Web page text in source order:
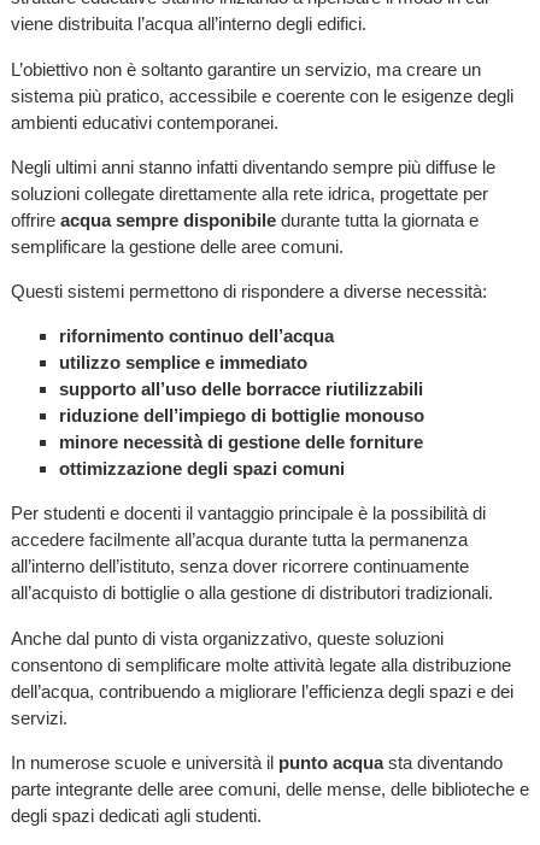
viene distribuita l’acqua all’interno degli edifici.
L’obiettivo non è soltanto garantire un servizio, ma creare un
sistema più pratico, accessibile e coerente con le esigenze degli
ambienti educativi contemporanei.
Negli ultimi anni stanno infatti diventando sempre più diffuse le
soluzioni collegate direttamente alla rete idrica, progettate per
offrire acqua sempre disponibiledurante tutta la giornata e
semplificare la gestione delle aree comuni.
Questi sistemi permettono di rispondere a diverse necessità:
rifornimento continuo dell’acqua
utilizzo semplice e immediato
supporto all’uso delle borracce riutilizzabili
riduzione dell’impiego di bottiglie monouso
minore necessità di gestione delle forniture
ottimizzazione degli spazi comuni
Per studenti e docenti il vantaggio principale è la possibilità di
accedere facilmente all’acqua durante tutta la permanenza
all’interno dell’istituto, senza dover ricorrere continuamente
all’acquisto di bottiglie o alla gestione di distributori tradizionali.
Anche dal punto di vista organizzativo, queste soluzioni
consentono di semplificare molte attività legate alla distribuzione
dell’acqua, contribuendo a migliorare l’efficienza degli spazi e dei
servizi.
In numerose scuole e università il punto acquasta diventando
parte integrante delle aree comuni, delle mense, delle biblioteche e
degli spazi dedicati agli studenti.